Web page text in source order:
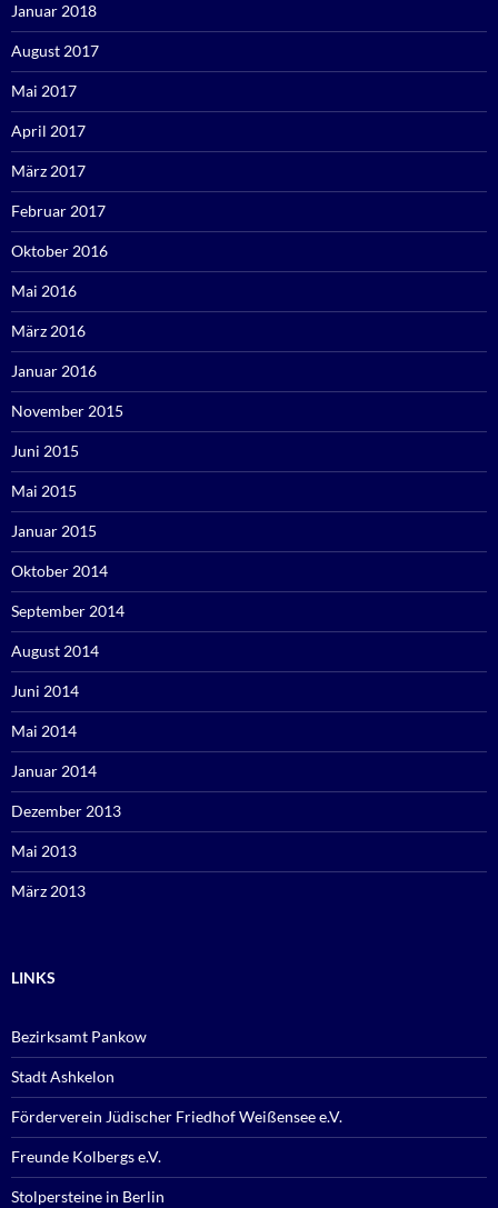
Januar 2018
August 2017
Mai 2017
April 2017
März 2017
Februar 2017
Oktober 2016
Mai 2016
März 2016
Januar 2016
November 2015
Juni 2015
Mai 2015
Januar 2015
Oktober 2014
September 2014
August 2014
Juni 2014
Mai 2014
Januar 2014
Dezember 2013
Mai 2013
März 2013
LINKS
Bezirksamt Pankow
Stadt Ashkelon
Förderverein Jüdischer Friedhof Weißensee e.V.
Freunde Kolbergs e.V.
Stolpersteine in Berlin